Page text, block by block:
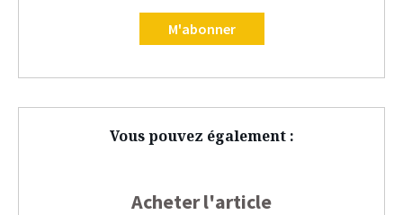
M'abonner
Vous pouvez également :
Acheter l'article